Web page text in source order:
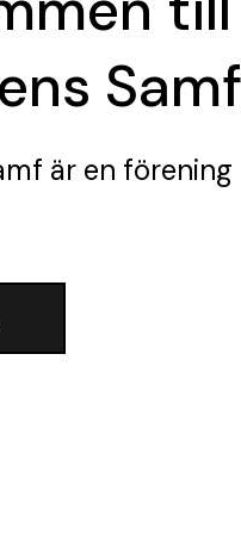
Samf
är en förening